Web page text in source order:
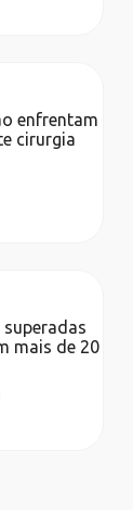
enfrentam
cirurgia
mais de 20